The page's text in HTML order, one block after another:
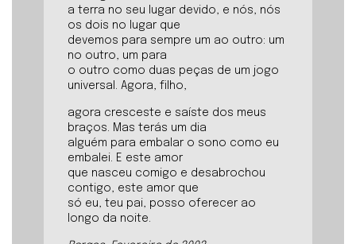
a terra no seu lugar devido, e nós, nós
os dois no lugar que
devemos para sempre um ao outro: um
no outro, um para
o outro como duas peças de um jogo
universal. Agora, filho,
agora cresceste e saíste dos meus
braços. Mas terás um dia
alguém para embalar o sono como eu
embalei. E este amor
que nasceu comigo e desabrochou
contigo, este amor que
só eu, teu pai, posso oferecer ao
longo da noite.